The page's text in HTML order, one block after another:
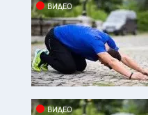
ВИДЕО
ВИДЕО